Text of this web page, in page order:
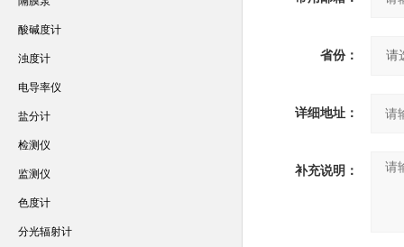
省份：
详细地址：
补充说明：
酸碱度计
浊度计
电导率仪
盐分计
检测仪
监测仪
色度计
分光辐射计